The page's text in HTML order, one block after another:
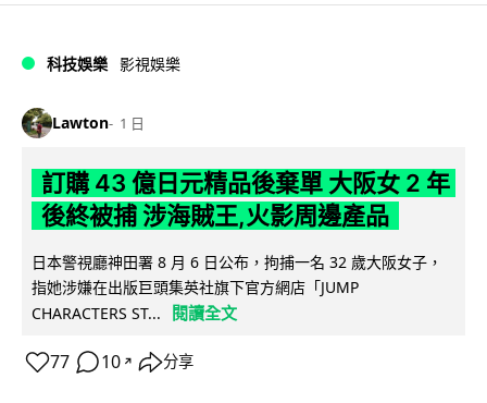
科技娛樂 影視娛樂
Lawton 1 日
訂購 43 億日元精品後棄單 大阪女 2 年
後終被捕 涉海賊王,火影周邊產品
日本警視廳神田署 8 月 6 日公布，拘捕一名 32 歲大阪女子，
指她涉嫌在出版巨頭集英社旗下官方網店「JUMP
CHARACTERS ST...
閱讀全文
77 10 ↗ 分享